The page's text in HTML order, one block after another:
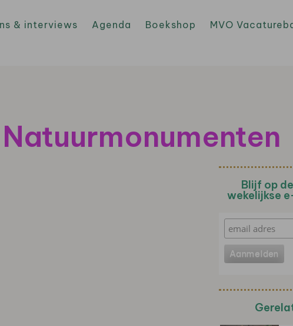
& interviews Agenda Boekshop MVO
Blijf op
wekelijkse